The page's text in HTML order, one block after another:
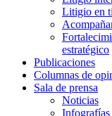
Litigio en
estratégico
Publicaciones
Columnas de
Sala de prensa
Noticias
Infografías